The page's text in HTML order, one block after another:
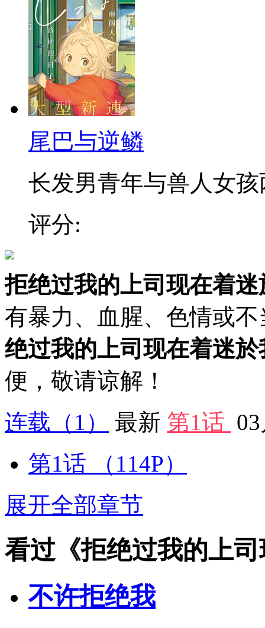
尾巴与逆鳞
长发男青年与兽人女孩
评分:
拒绝过我的上司现在着
有暴力、血腥、色情或
绝过我的上司现在着迷於
便，敬请谅解！
连载 （1） 最新 第1话
第1话
（114P）
展开全部章节
看过《拒绝过我的上
不许拒绝我